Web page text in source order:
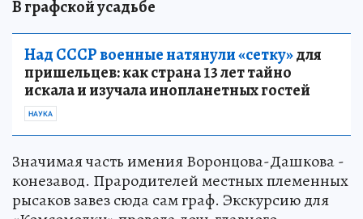
В графской усадьбе
Над СССР военные натянули «сетку»для
пришельцев: как страна 13 лет тайно
искала и изучала инопланетных гостей
НАУКА
Значимая часть имения Воронцова-Дашкова -
конезавод. Прародителей местных племенных
рысаков завез сюда сам граф. Экскурсию для